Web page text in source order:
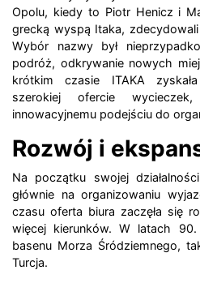
Opolu, kiedy to Piotr Henicz i
grecką wyspą Itaka,
Wybór nazwy był
podróż, odkrywanie nowych
krótkim czasie ITAKA
szerokiej ofercie
innowacyjnemu podejściu do
Rozwój i
Na początku swojej
głównie na organizowaniu
czasu oferta biura zaczęła się
więcej kierunków. W latach
basenu Morza Śródziemnego,
Turcja.